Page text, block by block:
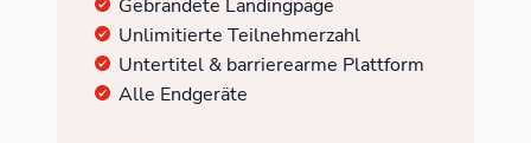
Gebrandete Landingpage
Unlimitierte Teilnehmerzahl
Untertitel & barrierearme Plattform
Alle Endgeräte